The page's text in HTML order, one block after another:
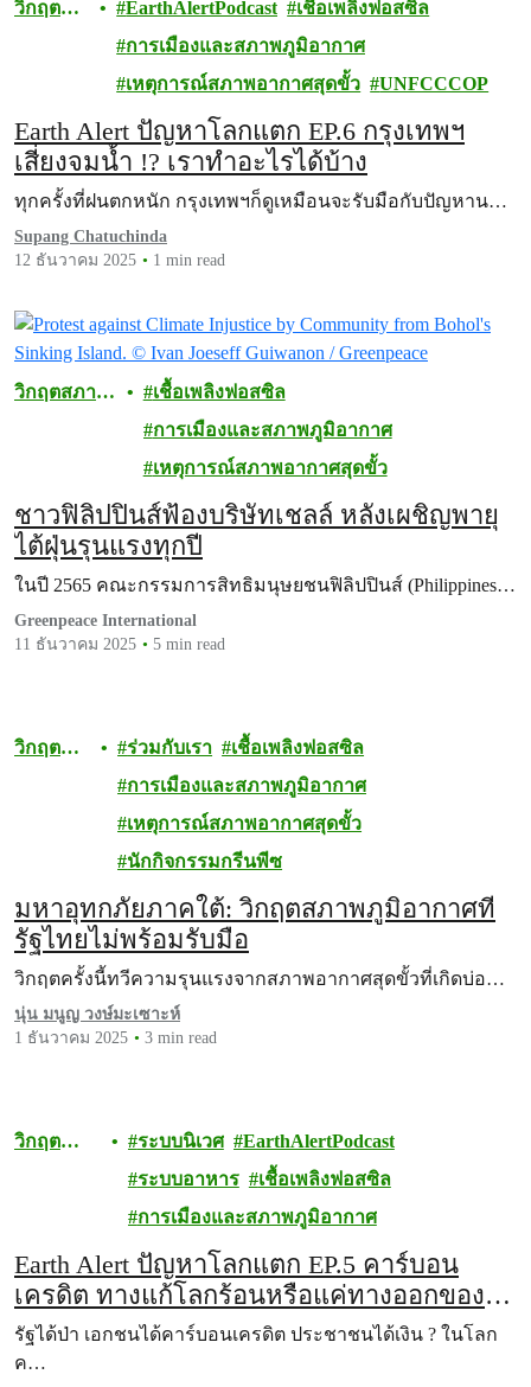
วิกฤต
EarthAlertPodcast
เชื้อเพลิงฟอสซิล
การเมืองและสภาพภูมิอากาศ
เหตุการณ์สภาพอากาศสุดขั้ว
UNFCCCOP
Earth Alert ปัญหาโลกแตก EP.6 กรุงเทพฯ
เสี่ยงจมน้ำ !? เราทำอะไรได้บ้าง
ทุกครั้งที่ฝนตกหนัก กรุงเทพฯก็ดูเหมือนจะรับมือกับปัญหาน…
Supang Chatuchinda
12 ธันวาคม 2025
1 min read
วิกฤตสภาพ
เชื้อเพลิงฟอสซิล
การเมืองและสภาพภูมิอากาศ
เหตุการณ์สภาพอากาศสุดขั้ว
ชาวฟิลิปปินส์ฟ้องบริษัทเชลล์ หลังเผชิญพายุ
ไต้ฝุ่นรุนแรงทุกปี
ในปี 2565 คณะกรรมการสิทธิมนุษยชนฟิลิปปินส์ (Philippines…
Greenpeace International
11 ธันวาคม 2025
5 min read
วิกฤต
ร่วมกับเรา
เชื้อเพลิงฟอสซิล
การเมืองและสภาพภูมิอากาศ
เหตุการณ์สภาพอากาศสุดขั้ว
นักกิจกรรมกรีนพีซ
มหาอุทกภัยภาคใต้: วิกฤตสภาพภูมิอากาศที่
รัฐไทยไม่พร้อมรับมือ
วิกฤตครั้งนี้ทวีความรุนแรงจากสภาพอากาศสุดขั้วที่เกิดบ่อ…
นุ่น มนูญ วงษ์มะเซาะห์
1 ธันวาคม 2025
3 min read
วิกฤต
ระบบนิเวศ
EarthAlertPodcast
ระบบอาหาร
เชื้อเพลิงฟอสซิล
การเมืองและสภาพภูมิอากาศ
Earth Alert ปัญหาโลกแตก EP.5 คาร์บอน
เครดิต ทางแก้โลกร้อนหรือแค่ทางออกของ
นายทุน
รัฐได้ป่า เอกชนได้คาร์บอนเครดิต ประชาชนได้เงิน ? ในโลก
ค…